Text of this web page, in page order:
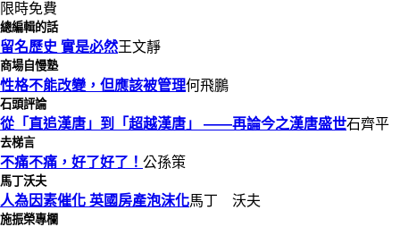
限時免費
總編輯的話
留名歷史 實是必然王文靜
商場自慢塾
性格不能改變，但應該被管理何飛鵬
石頭評論
從「直追漢唐」到「超越漢唐」 ——再論今之漢唐盛世石齊平
去梯言
不痛不痛，好了好了！ 公孫策
馬丁沃夫
人為因素催化 英國房產泡沫化馬丁 沃夫
施振榮專欄